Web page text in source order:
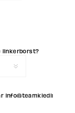
linkerborst?
info@teamkleding.eu